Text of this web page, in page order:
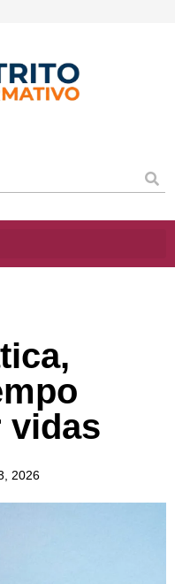
vidas
2026